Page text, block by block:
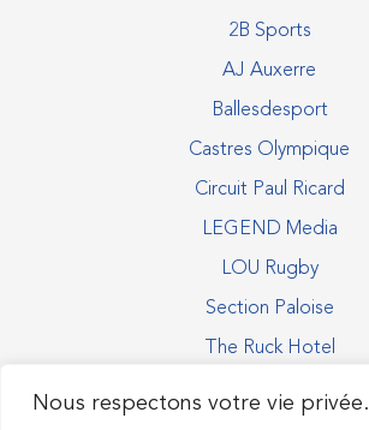
Nous respectons votre vie privée.
2B Sports
AJ Auxerre
Ballesdesport
Castres Olympique
Circuit Paul Ricard
LEGEND Media
LOU Rugby
Section Paloise
The Ruck Hotel
Suivez nous